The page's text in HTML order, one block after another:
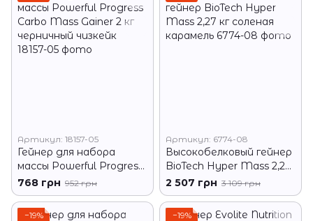
Артикул: 18157-05
Гейнер для набора
массы Powerful Progress
Carbo Mass Gainer 2 кг
черничный чизкейк
768 грн 952 грн
Артикул: 6774-08
Высокобелковый гейнер
BioTech Hyper Mass 2,27
кг соленая карамель
2 507 грн 3 109 грн
−19% −19%